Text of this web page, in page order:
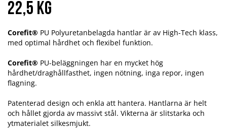
22,5 kg
Corefit® PU Polyuretanbelagda hantlar är av High-Tech klass,
med optimal hårdhet och flexibel funktion.
Corefit® PU-beläggningen har en mycket hög
hårdhet/draghållfasthet, ingen nötning, inga repor, ingen
flagning.
Patenterad design och enkla att hantera. Hantlarna är helt
och hållet gjorda av massivt stål. Vikterna är slitstarka och
ytmaterialet silkesmjukt.